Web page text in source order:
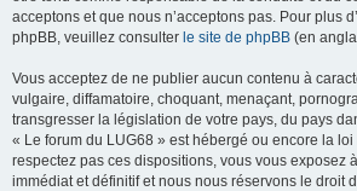
acceptons et que nous n’acceptons pas. Pour plus
phpBB, veuillez consulter le site de phpBB (en
Vous acceptez de ne publier aucun contenu à
vulgaire, diffamatoire, choquant, menaçant,
transgresser la législation de votre pays, du pays
« Le forum du LUG68 » est hébergé ou encore la
respectez pas ces dispositions, vous vous exposez
immédiat et définitif et nous nous réservons le droit